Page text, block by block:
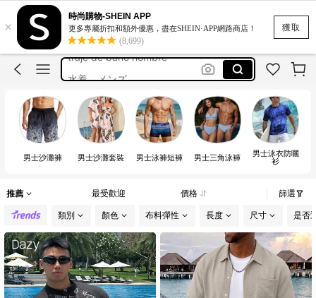
獲取
×
時尚購物-SHEIN APP
更多專屬折扣和額外優惠，盡在SHEIN·APP網路商店！
(8,699)
pantalonetas de hombre playa
traje de baño hombre
sunga masculina praia
traje de baño hombre
男士沙灘褲 男士沙灘套裝 男士泳褲短褲 男士三角泳褲 男士泳衣防曬
衫
推薦 最受歡迎 價格 篩選
類別 顏色 布料彈性 長度 尺寸 是否